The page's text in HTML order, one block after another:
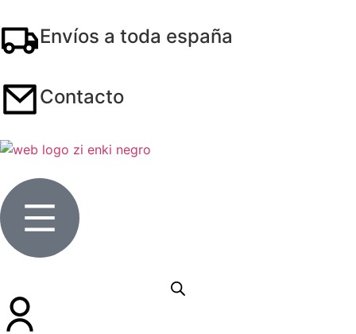
Envíos a toda españa
Contacto